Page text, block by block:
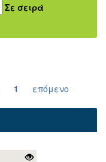
Σε σειρά
1 επόμενο